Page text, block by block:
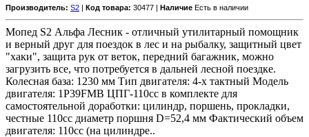
Производитель: S2 | Код товара: 30477 | Наличие Есть в наличии
Мопед S2 Альфа Лесник - отличный утилитарный помощник
и верный друг для поездок в лес и на рыбалку, защитный цвет
"хаки", защита рук от веток, передний багажник, можно
загрузить все, что потребуется в дальней лесной поездке.
Колесная база: 1230 мм Тип двигателя: 4-х тактный Модель
двигателя: 1P39FMB ЦПГ-110сс в комплекте для
самостоятельной доработки: цилиндр, поршень, прокладки,
честные 110сс диаметр поршня D=52,4 мм Фактический объем
двигателя: 110сс (на цилиндре..